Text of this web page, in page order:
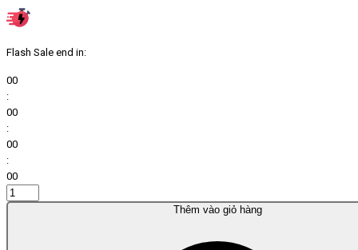
Flash Sale end in:
00
:
00
:
00
:
00
Thêm vào giỏ hàng